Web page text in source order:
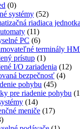
(0)
systémy (52)
riadiaca
(11)
PC (6)
terminály
prístup (1)
I/O zariadenia (12)
bezpečnosť (4)
pohybu (45)
pre riadenie pohybu
(14)
meniče (17)